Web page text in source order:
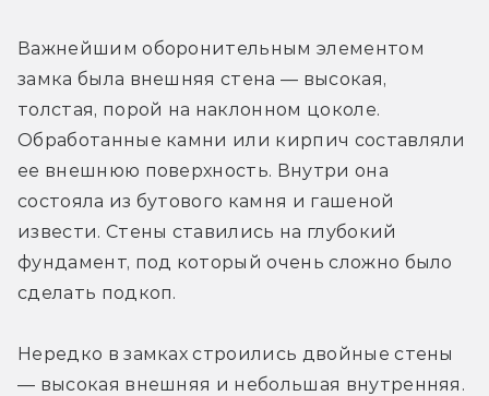
Важнейшим оборонительным элементом
замка была внешняя стена — высокая,
толстая, порой на наклонном цоколе.
Обработанные камни или кирпич составляли
ее внешнюю поверхность. Внутри она
состояла из бутового камня и гашеной
извести. Стены ставились на глубокий
фундамент, под который очень сложно было
сделать подкоп.
Нередко в замках строились двойные стены
— высокая внешняя и небольшая внутренняя.